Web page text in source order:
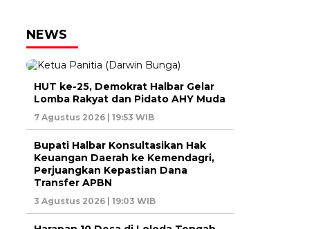
NEWS
HUT ke-25, Demokrat Halbar Gelar
Lomba Rakyat dan Pidato AHY Muda
7 Agustus 2026 | 19:53 WIB
Bupati Halbar Konsultasikan Hak
Keuangan Daerah ke Kemendagri,
Perjuangkan Kepastian Dana
Transfer APBN
3 Agustus 2026 | 19:03 WIB